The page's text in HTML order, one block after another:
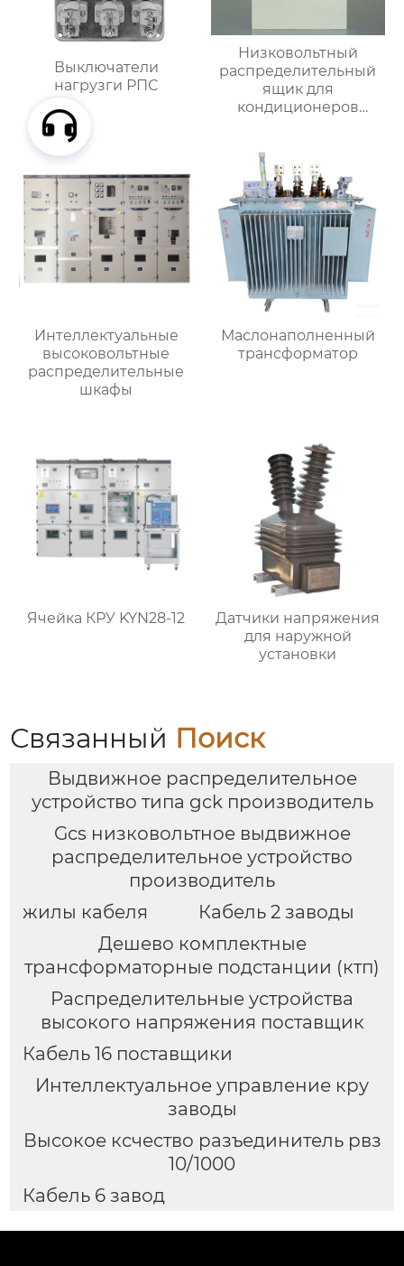
Выключатели
нагрузги РПС
Низковольтный
распределительный
ящик для
кондиционеров
Интеллектуальные
высоковольтные
распределительные
шкафы
Маслонаполненный
трансформатор
Ячейка КРУ KYN28-12
Датчики напряжения
для наружной
установки
Связанный Поиск
Выдвижное распределительное
устройство типа gck производитель
Gcs низковольтное выдвижное
распределительное устройство
производитель
жилы кабеля
Кабель 2 заводы
Дешево комплектные
трансформаторные подстанции (ктп)
Распределительные устройства
высокого напряжения поставщик
Кабель 16 поставщики
Интеллектуальное управление кру
заводы
Высокое ксчество разъединитель рвз
10/1000
Кабель 6 завод